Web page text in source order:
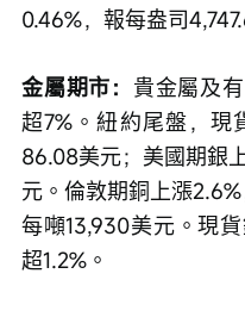
0.46%，報每盎司
金屬期市： 貴金屬及
超7%。紐約尾盤，現
86.08美元；美國期銀
元。倫敦期銅上漲
每噸13,930美元。現
超1.2%。